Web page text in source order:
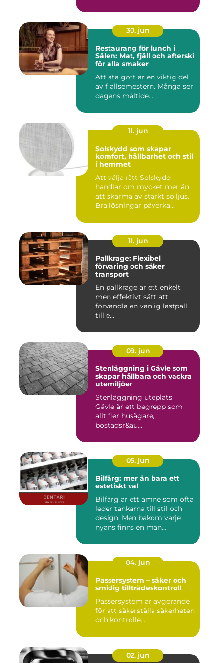
30. jun
Restaurang för lunch i
Sälen: Mat, fjäll och afterski
för alla smaker
Att äta gott är en viktig del
av fjällsemestern. Många ser
dagens måltide...
11. jun
Solskydd som skapar
komfort, hållbarhet och stil
i hemmet
Att välja rätt Solskydd
handlar om mycket mer än
att skärma av starkt solljus.
Bra lösningar påverka...
11. jun
Pallkrage: Flexibel
förvaring och säker
transport
En pallkrage är ett enkelt
men effektivt sätt att
förvandla en vanlig lastpall
till e...
09. jun
Stenläggning i Gävle som
skapar hållbara och vackra
utemiljöer
Stenläggning uteplats i
Gävle är ett begrepp som
allt fler husägare,
bostadsr&au...
05. jun
Bilfärg: mer än bara ett
estetiskt val
Bilfärg är ett ämne som ofta
leder tankarna till stil och
design. Men bakom varje
nyans finns en män...
04. jun
Passersystem – säker och
smidig tillträdeskontroll
Passersystem är avgörande
för att säkerställa säkerheten
och kontrolle...
02. jun